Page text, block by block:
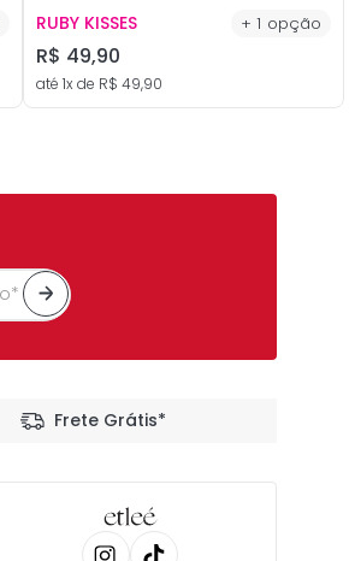
RUBY KISSES
+1 opção
R$ 49,90
até 1x de R$ 49,90
Frete Grátis*